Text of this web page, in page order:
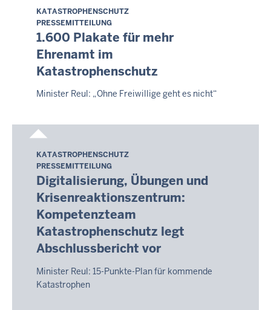
Donnerstag,
6.
August
2026
-
02:14
KATASTROPHENSCHUTZ
PRESSEMITTEILUNG
1.600 Plakate für mehr
Ehrenamt im
Katastrophenschutz
Minister Reul: „Ohne Freiwillige geht es nicht“
Donnerstag,
6.
August
2026
-
02:14
KATASTROPHENSCHUTZ
PRESSEMITTEILUNG
Digitalisierung, Übungen und
Krisenreaktionszentrum:
Kompetenzteam
Katastrophenschutz legt
Abschlussbericht vor
Minister Reul: 15-Punkte-Plan für kommende
Katastrophen